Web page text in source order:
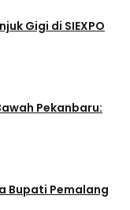
Gigi di SIEXPO
Pekanbaru:
Bupati Pemalang